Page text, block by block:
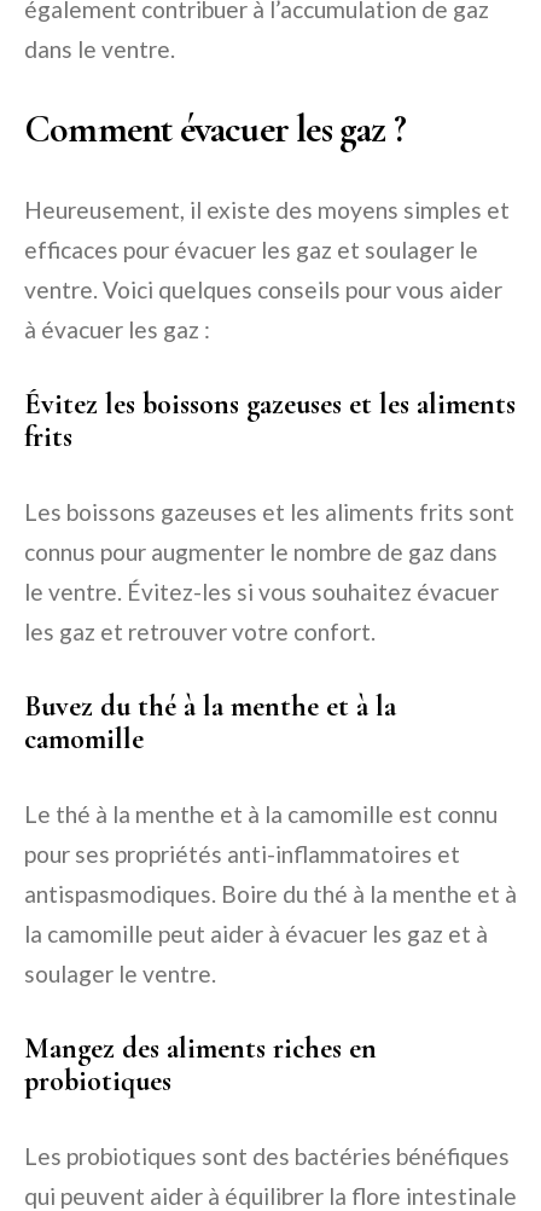
également contribuer à l’accumulation de gaz
dans le ventre.
Comment évacuer les gaz ?
Heureusement, il existe des moyens simples et
efficaces pour évacuer les gaz et soulager le
ventre. Voici quelques conseils pour vous aider
à évacuer les gaz :
Évitez les boissons gazeuses et les aliments
frits
Les boissons gazeuses et les aliments frits sont
connus pour augmenter le nombre de gaz dans
le ventre. Évitez-les si vous souhaitez évacuer
les gaz et retrouver votre confort.
Buvez du thé à la menthe et à la
camomille
Le thé à la menthe et à la camomille est connu
pour ses propriétés anti-inflammatoires et
antispasmodiques. Boire du thé à la menthe et à
la camomille peut aider à évacuer les gaz et à
soulager le ventre.
Mangez des aliments riches en
probiotiques
Les probiotiques sont des bactéries bénéfiques
qui peuvent aider à équilibrer la flore intestinale